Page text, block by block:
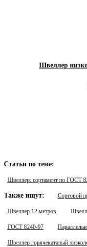
Швеллер
Статьи по теме:
Швеллер: сортамент по ГОСТ
Также ищут: Сортовой
Швеллер 12 метров
ГОСТ 8240-97
Швеллер горячекатаный